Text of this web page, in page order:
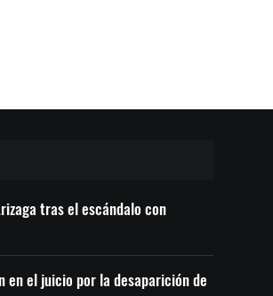
tras el escándalo con
en el juicio por la desaparición de